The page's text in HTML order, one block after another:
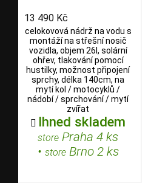
13 490 Kč
celokovová nádrž na vodu s
montáží na střešní nosič
vozidla, objem 26l, solární
ohřev, tlakování pomocí
hustilky, možnost připojení
sprchy, délka 140cm, na
mytí kol / motocyklů /
nádobí / sprchování / mytí
zvířat
 Ihned skladem
store Praha 4 ks
• storeBrno 2 ks